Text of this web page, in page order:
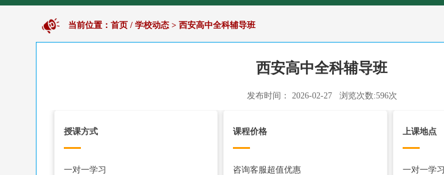
当前位置： 首页 / 学校动态 > 西安高中全科辅导班
西安高中全科辅导班
发布时间： 2026-02-27 浏览次数:596次
授课方式
一对一学习
课程价格
咨询客服超值优惠
上课地点
一对一学习